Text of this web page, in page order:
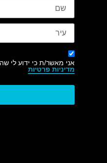
אני מאשר/ת כי ידוע לי
מדיניות פרטיות